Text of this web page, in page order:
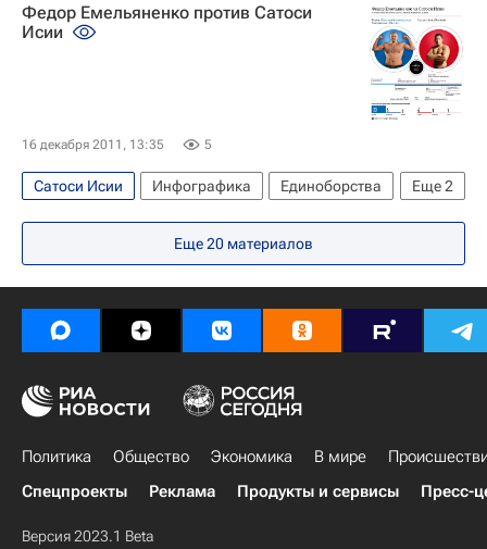
Федор Емельяненко против Сатоси
Исии
16 декабря 2011, 13:35 5
Еще2
Сатоси Исии Инфографика
Единоборства
Спорт
Федор Емельяненко
Еще20 материалов
Политика Общество Экономика В мире
Спецпроекты
Реклама Продукты и сервисы Пресс-
Версия 2023.1 Beta